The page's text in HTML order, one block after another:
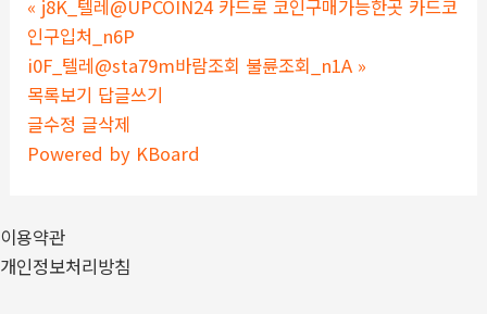
« j8K_텔레@UPCOIN24 카드로 코인구매가능한곳 카드코
인구입처_n6P
i0F_텔레@sta79m바람조회 불륜조회_n1A »
목록보기 답글쓰기
글수정 글삭제
Powered by KBoard
이용약관
개인정보처리방침